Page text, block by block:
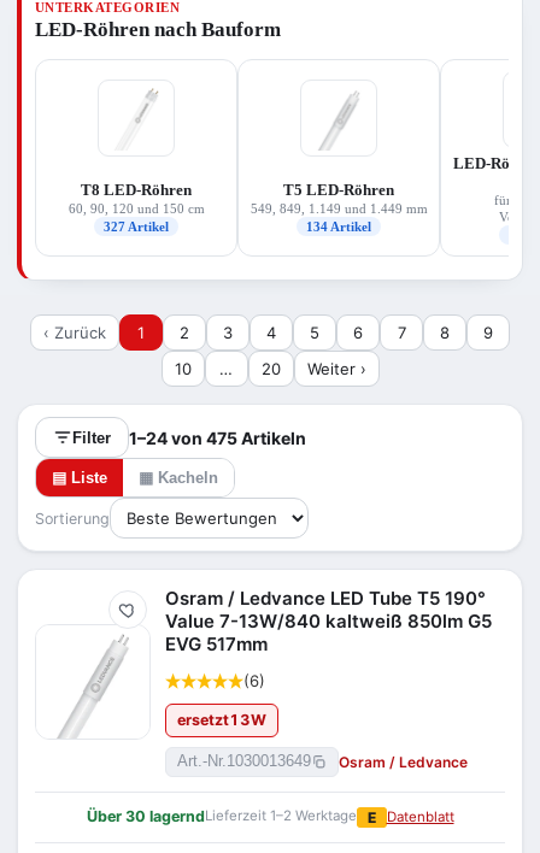
für Ihre Leuchte, die passende Lichtfarbe
(warmweiß bis kaltweiß) und vor allem die
Betriebsart Ihres vorhandenen Vorschaltgeräts.
Das Sortiment deckt Ersatzleistungen von rund 14
bis 58 W ab und stammt überwiegend von
Osram/Ledvance und Philips.
UNTERKATEGORIEN
LED-Röhren nach Bauform
T8 LED-Röhren
60, 90, 120 und 150 cm
327 Artikel
T5 LED-Röhren
549, 849, 1.149 und 1.449 mm
134 Artikel
LED-
für
‹ Zurück 1 2 3 4 5 6 7 8
9
10
… 20 Weiter ›
Filter 1–24 von 475 Artikeln
▤ Liste ▦ Kacheln
Sortierung
Merken
Osram / Ledvance LED Tube T5 190°
Value 7-13W/840 kaltweiß 850lm G5
EVG 517mm
(6)
ersetzt13W
Art.-Nr.1030013649 Osram / Ledvance
Über 30 lagerndLieferzeit 1–2 Werktage E Datenblatt